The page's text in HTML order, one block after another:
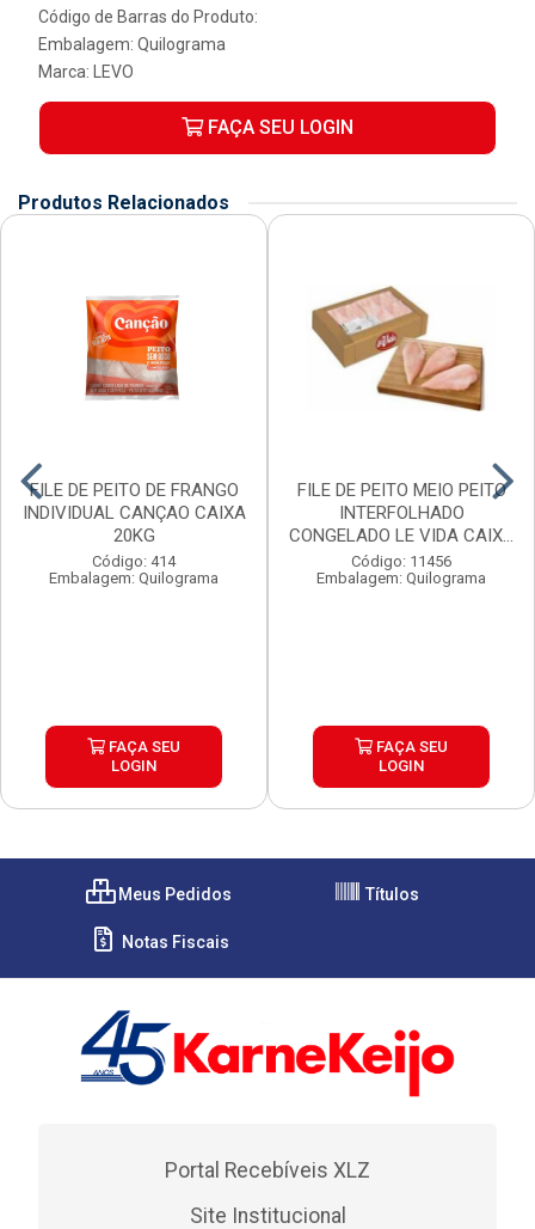
Código de Barras do Produto:
Embalagem: Quilograma
Marca:
LEVO
FAÇA SEU LOGIN
Produtos Relacionados
FILE DE PEITO DE FRANGO
INDIVIDUAL CANÇAO CAIXA
20KG
Código: 414
Embalagem: Quilograma
FAÇA SEU
LOGIN
FILE DE PEITO MEIO PEITO
INTERFOLHADO
CONGELADO LE VIDA CAIX...
Código: 11456
Embalagem: Quilograma
FAÇA SEU
LOGIN
Meus Pedidos Títulos
Notas Fiscais
Portal Recebíveis XLZ
Site Institucional